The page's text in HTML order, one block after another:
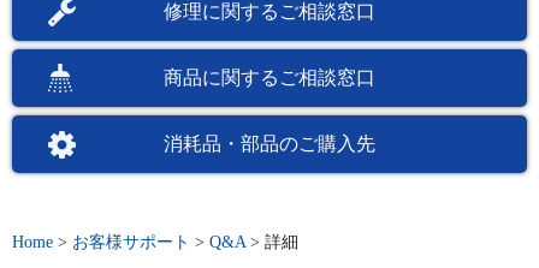
修理に関するご相談窓口
商品に関するご相談窓口
消耗品・部品のご購入先
Home > お客様サポート > Q&A > 詳細